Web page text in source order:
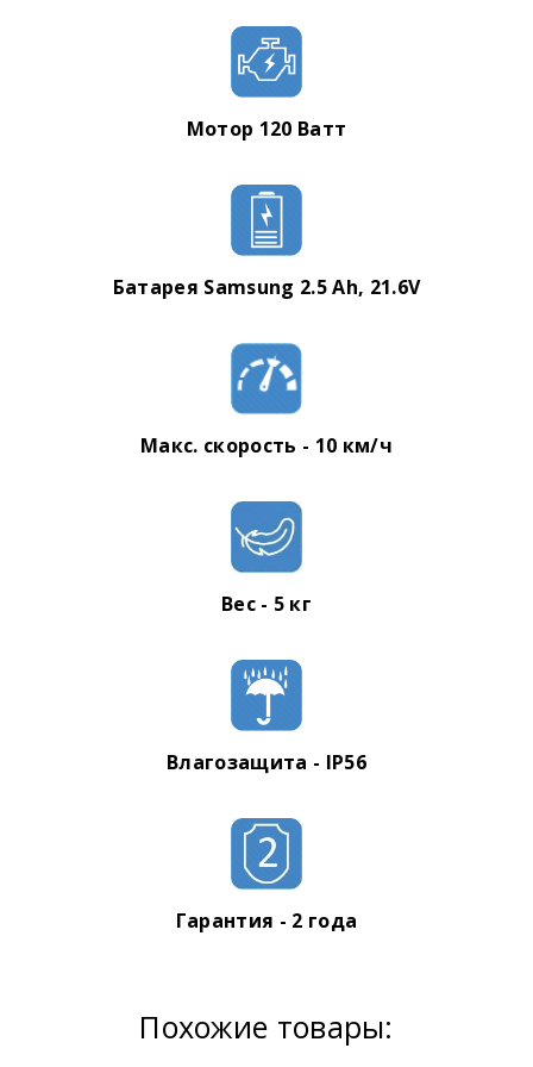
Мотор 120 Ватт
Батарея Samsung 2.5Ah, 21.6V
Макс. скорость - 10 км/ч
Вес - 5 кг
Влагозащита - IP56
Гарантия - 2 года
Похожие товары: